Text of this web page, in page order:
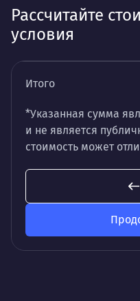
Рассчитайте
условия
Итого
*Указанная сумма
и не является
стоимость может